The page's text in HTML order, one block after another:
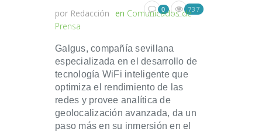
por Redacción en Comunicados de
Prensa
0 737
Galgus, compañía sevillana
especializada en el desarrollo de
tecnología WiFi inteligente que
optimiza el rendimiento de las
redes y provee analítica de
geolocalización avanzada, da un
paso más en su inmersión en el